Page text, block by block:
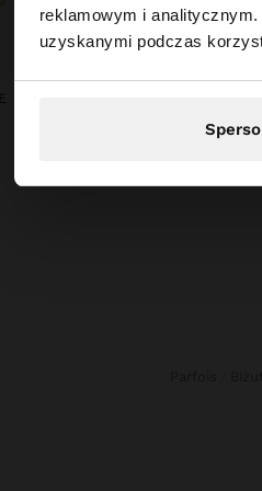
reklamowym i
uzyskanymi podczas
Odwiedzasz stronę
+